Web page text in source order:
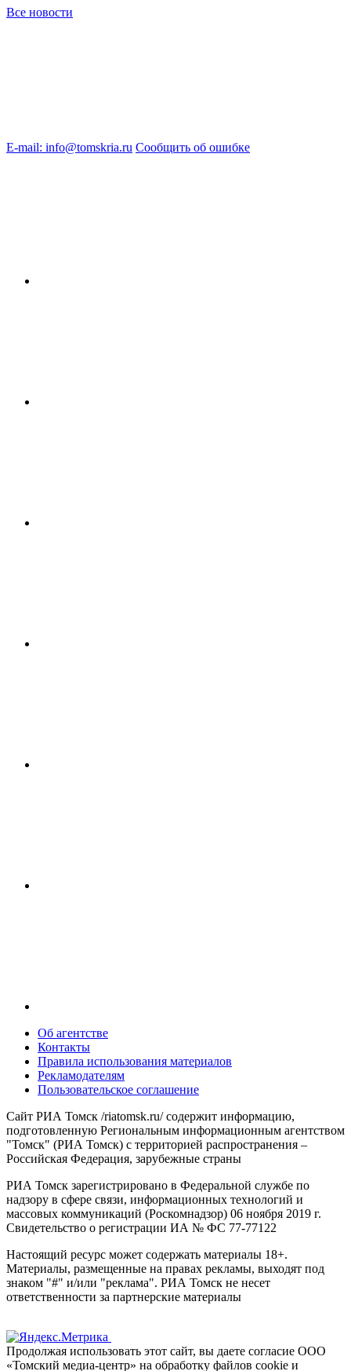
Все новости
E-mail: info@tomskria.ru Сообщить об ошибке
Об агентстве
Контакты
Правила использования материалов
Рекламодателям
Пользовательское соглашение
Сайт РИА Томск /riatomsk.ru/ содержит информацию,
подготовленную Региональным информационным агентством
"Томск" (РИА Томск) с территорией распространения –
Российская Федерация, зарубежные страны
РИА Томск зарегистрировано в Федеральной службе по
надзору в сфере связи, информационных технологий и
массовых коммуникаций (Роскомнадзор) 06 ноября 2019 г.
Свидетельство о регистрации ИА № ФС 77-77122
Настоящий ресурс может содержать материалы 18+.
Материалы, размещенные на правах рекламы, выходят под
знаком "#" и/или "реклама". РИА Томск не несет
ответственности за партнерские материалы
Продолжая использовать этот сайт, вы даете согласие ООО
«Томский медиа-центр» на обработку файлов cookie и